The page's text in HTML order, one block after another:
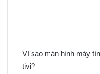
Vì sao màn hình máy
tivi?